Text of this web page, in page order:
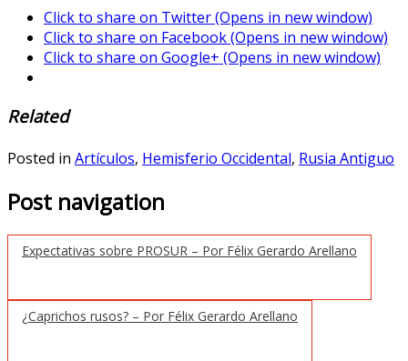
Click to share on Twitter (Opens in new window)
Click to share on Facebook (Opens in new window)
Click to share on Google+ (Opens in new window)
Related
Posted in Artículos, Hemisferio Occidental, Rusia Antiguo
Post navigation
Expectativas sobre PROSUR – Por Félix Gerardo Arellano
¿Caprichos rusos? – Por Félix Gerardo Arellano